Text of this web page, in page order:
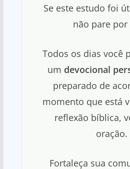
Se este estudo foi
não pare por
Todos os dias você
um devocional
preparado de
momento que está
reflexão bíblica,
oração.
Fortaleça sua